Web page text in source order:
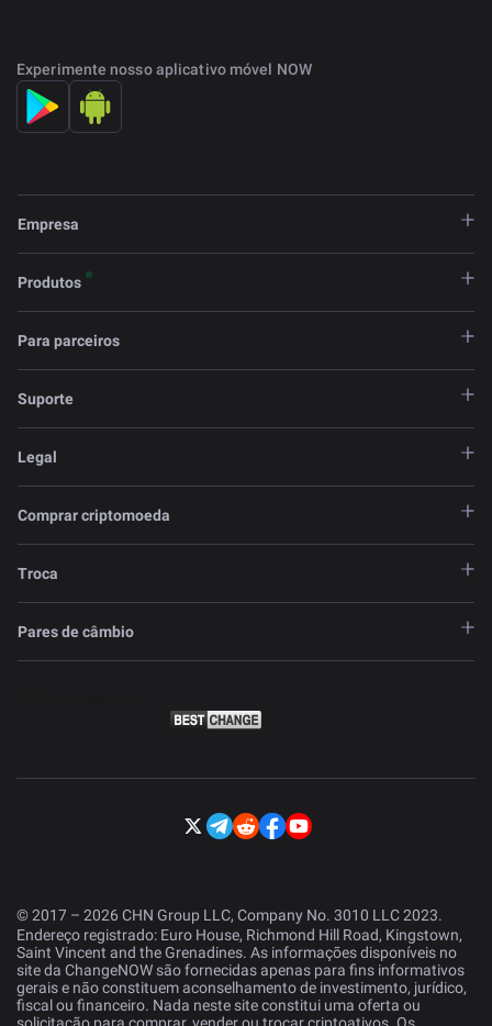
Experimente nosso aplicativo móvel NOW
Empresa
Produtos
Para parceiros
Suporte
Legal
Comprar criptomoeda
Troca
Pares de câmbio
© 2017 – 2026 CHN Group LLC, Company No. 3010 LLC 2023.
Endereço registrado: Euro House, Richmond Hill Road, Kingstown,
Saint Vincent and the Grenadines. As informações disponíveis no
site da ChangeNOW são fornecidas apenas para fins informativos
gerais e não constituem aconselhamento de investimento, jurídico,
fiscal ou financeiro. Nada neste site constitui uma oferta ou